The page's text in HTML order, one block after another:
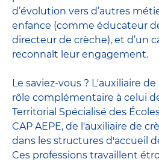
d’évolution vers d’autres
enfance (comme éducateur
directeur de crèche), et d’un
reconnaît leur engagement.
Le saviez-vous ? L'auxiliaire
rôle complémentaire à celui
Territorial Spécialisé des
CAP AEPE, de l'auxiliaire de
dans les structures d'accueil
Ces professions travaillent